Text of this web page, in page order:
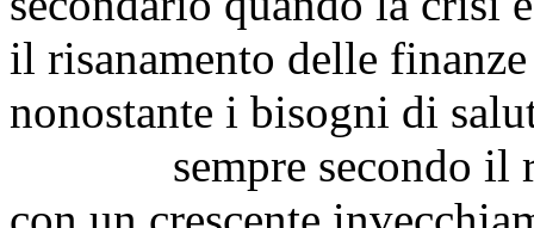
il risanamento delle
nonostante i bisogni di
sempre secondo il